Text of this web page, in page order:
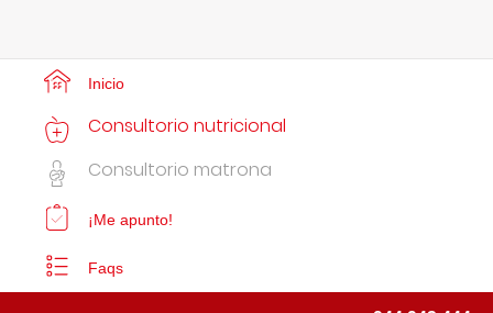
Inicio
Consultorio nutricional
Consultorio matrona
¡Me apunto!
Faqs